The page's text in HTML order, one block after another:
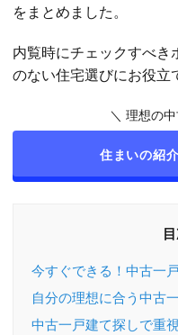
をまとめました。
内覧時にチェックすべ
のない住宅選びにお役立
＼ 理想の
住まいの紹
今すぐできる！中古一
自分の理想に合う中古
中古一戸建て探しで重